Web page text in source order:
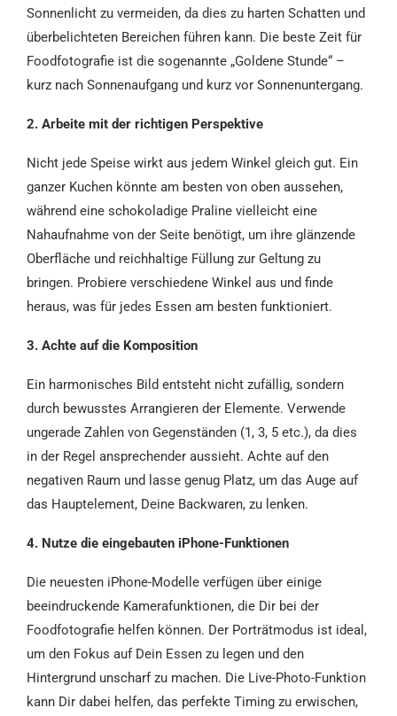
Sonnenlicht zu vermeiden, da dies zu harten Schatten und
überbelichteten Bereichen führen kann. Die beste Zeit für
Foodfotografie ist die sogenannte „Goldene Stunde“ –
kurz nach Sonnenaufgang und kurz vor Sonnenuntergang.
2. Arbeite mit der richtigen Perspektive
Nicht jede Speise wirkt aus jedem Winkel gleich gut. Ein
ganzer Kuchen könnte am besten von oben aussehen,
während eine schokoladige Praline vielleicht eine
Nahaufnahme von der Seite benötigt, um ihre glänzende
Oberfläche und reichhaltige Füllung zur Geltung zu
bringen. Probiere verschiedene Winkel aus und finde
heraus, was für jedes Essen am besten funktioniert.
3. Achte auf die Komposition
Ein harmonisches Bild entsteht nicht zufällig, sondern
durch bewusstes Arrangieren der Elemente. Verwende
ungerade Zahlen von Gegenständen (1, 3, 5 etc.), da dies
in der Regel ansprechender aussieht. Achte auf den
negativen Raum und lasse genug Platz, um das Auge auf
das Hauptelement, Deine Backwaren, zu lenken.
4. Nutze die eingebauten iPhone-Funktionen
Die neuesten iPhone-Modelle verfügen über einige
beeindruckende Kamerafunktionen, die Dir bei der
Foodfotografie helfen können. Der Porträtmodus ist ideal,
um den Fokus auf Dein Essen zu legen und den
Hintergrund unscharf zu machen. Die Live-Photo-Funktion
kann Dir dabei helfen, das perfekte Timing zu erwischen,